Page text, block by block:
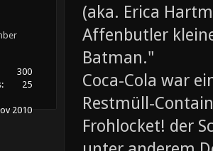
300
25
2010
(aka. Erica
Affenbutler
Batman."
Coca-Cola war
Restmüll-
Frohlocket! der